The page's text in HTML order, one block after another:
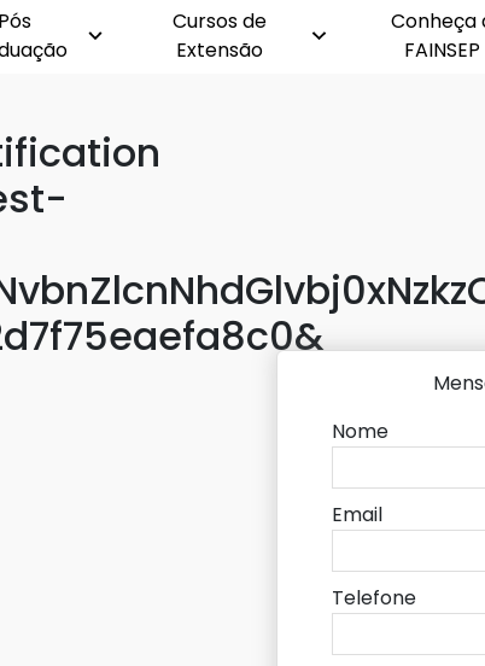
Pós
Cursos de
Extensão
Conheça
FAINSEP
Nome
Email
Telefone